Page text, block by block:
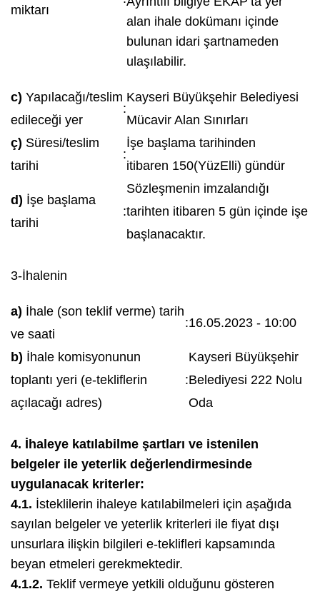
miktarı
alan ihale dokümanı içinde
bulunan idari şartnameden
ulaşılabilir.
c) Yapılacağı/teslim
edileceği yer
:
Kayseri Büyükşehir Belediyesi
Mücavir Alan Sınırları
ç) Süresi/teslim
tarihi
:
İşe başlama tarihinden
itibaren 150(YüzElli) gündür
d) İşe başlama
tarihi
:
Sözleşmenin imzalandığı
tarihten itibaren 5 gün içinde işe
başlanacaktır.
3-İhalenin
a) İhale (son teklif verme) tarih
ve saati
:16.05.2023 - 10:00
b) İhale komisyonunun
toplantı yeri (e-tekliflerin
açılacağı adres)
:
Kayseri Büyükşehir
Belediyesi 222 Nolu
Oda
4. İhaleye katılabilme şartları ve istenilen
belgeler ile yeterlik değerlendirmesinde
uygulanacak kriterler:
4.1. İsteklilerin ihaleye katılabilmeleri için aşağıda
sayılan belgeler ve yeterlik kriterleri ile fiyat dışı
unsurlara ilişkin bilgileri e-teklifleri kapsamında
beyan etmeleri gerekmektedir.
4.1.2. Teklif vermeye yetkili olduğunu gösteren